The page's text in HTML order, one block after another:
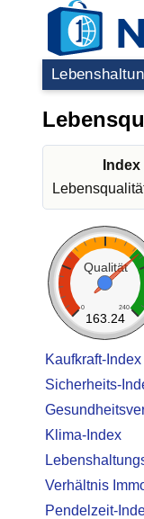
Index
Qualität
0 240
163.24
Kaufkraft-Index
Sicherheits-
Klima-Index
Verhältnis
Pendelzeit-